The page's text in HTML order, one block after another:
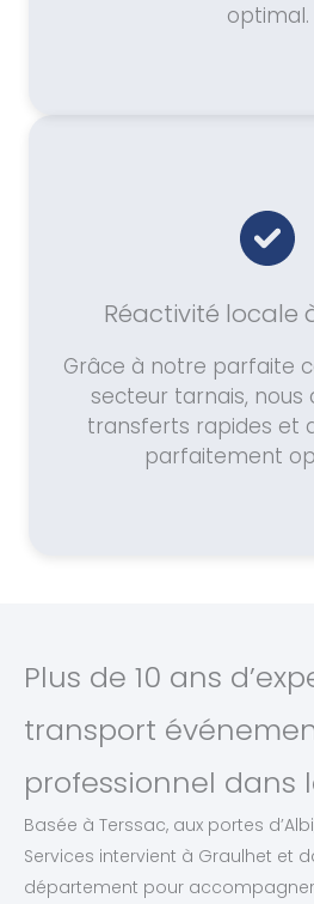
optimal.
Réactivité locale
Grâce à notre parfaite
secteur tarnais, nous
transferts rapides et
parfaitement
Plus de 10 ans
transport
professionnel dans
Basée à Terssac, aux portes
Services intervient à Graulhet et
département pour